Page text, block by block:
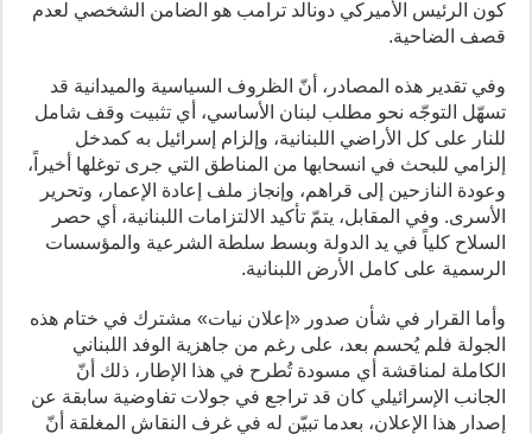
كون الرئيس الأميركي دونالد ترامب هو الضامن الشخصي لعدم
قصف الضاحية.
وفي تقدير هذه المصادر، أنّ الظروف السياسية والميدانية قد
تسهّل التوجّه نحو مطلب لبنان الأساسي، أي تثبيت وقف شامل
للنار على كل الأراضي اللبنانية، وإلزام إسرائيل به كمدخل
إلزامي للبحث في انسحابها من المناطق التي جرى توغلها أخيراً،
وعودة النازحين إلى قراهم، وإنجاز ملف إعادة الإعمار، وتحرير
الأسرى. وفي المقابل، يتمّ تأكيد الالتزامات اللبنانية، أي حصر
السلاح كلياً في يد الدولة وبسط سلطة الشرعية والمؤسسات
الرسمية على كامل الأرض اللبنانية.
وأما القرار في شأن صدور «إعلان نيات» مشترك في ختام هذه
الجولة فلم يُحسم بعد، على رغم من جاهزية الوفد اللبناني
الكاملة لمناقشة أي مسودة تُطرح في هذا الإطار، ذلك أنّ
الجانب الإسرائيلي كان قد تراجع في جولات تفاوضية سابقة عن
إصدار هذا الإعلان، بعدما تبيّن له في غرف النقاش المغلقة أنّ